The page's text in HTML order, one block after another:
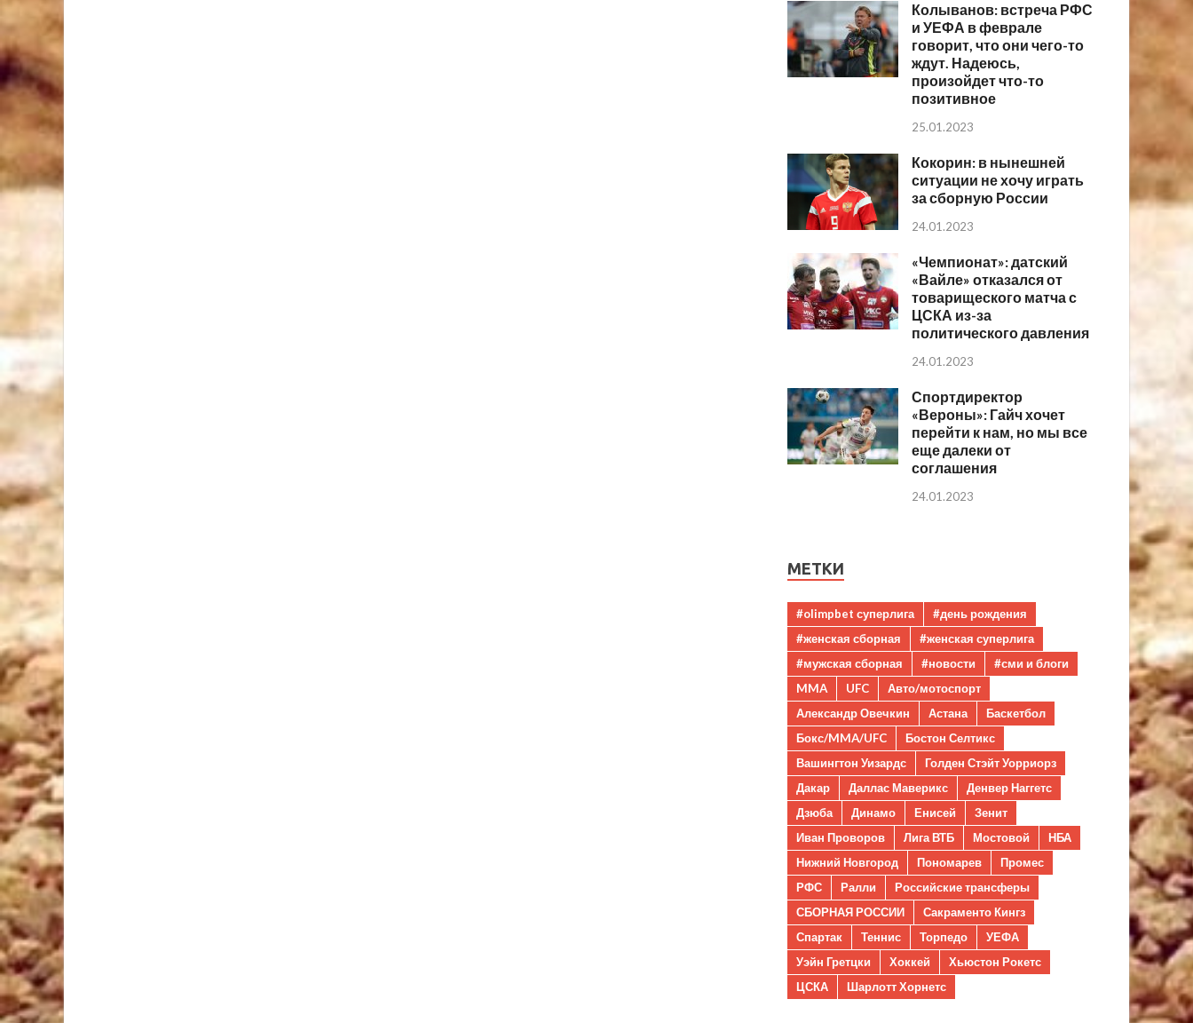
Колыванов: встреча РФС
и УЕФА в феврале
говорит, что они чего-то
ждут. Надеюсь,
произойдет что-то
позитивное
25.01.2023
Кокорин: в нынешней
ситуации не хочу играть
за сборную России
24.01.2023
«Чемпионат»: датский
«Вайле» отказался от
товарищеского матча с
ЦСКА из-за
политического давления
24.01.2023
Спортдиректор
«Вероны»: Гайч хочет
перейти к нам, но мы все
еще далеки от
соглашения
24.01.2023
МЕТКИ
#olimpbet суперлига
#день рождения
#женская сборная
#женская суперлига
#мужская сборная
#новости
#сми и блоги
MMA
UFC
Авто/мотоспорт
Александр Овечкин
Астана
Баскетбол
Бокс/MMA/UFC
Бостон Селтикс
Вашингтон Уизардс
Голден Стэйт Уорриорз
Дакар
Даллас Маверикс
Денвер Наггетс
Дзюба
Динамо Енисей
Зенит
Иван Проворов
Лига ВТБ Мостовой
НБА
Нижний Новгород
Пономарев
Промес
РФС
Ралли
Российские трансферы
СБОРНАЯ РОССИИ
Сакраменто Кингз
Спартак
Теннис Торпедо
УЕФА
Уэйн Гретцки
Хоккей
Хьюстон Рокетс
ЦСКА
Шарлотт Хорнетс